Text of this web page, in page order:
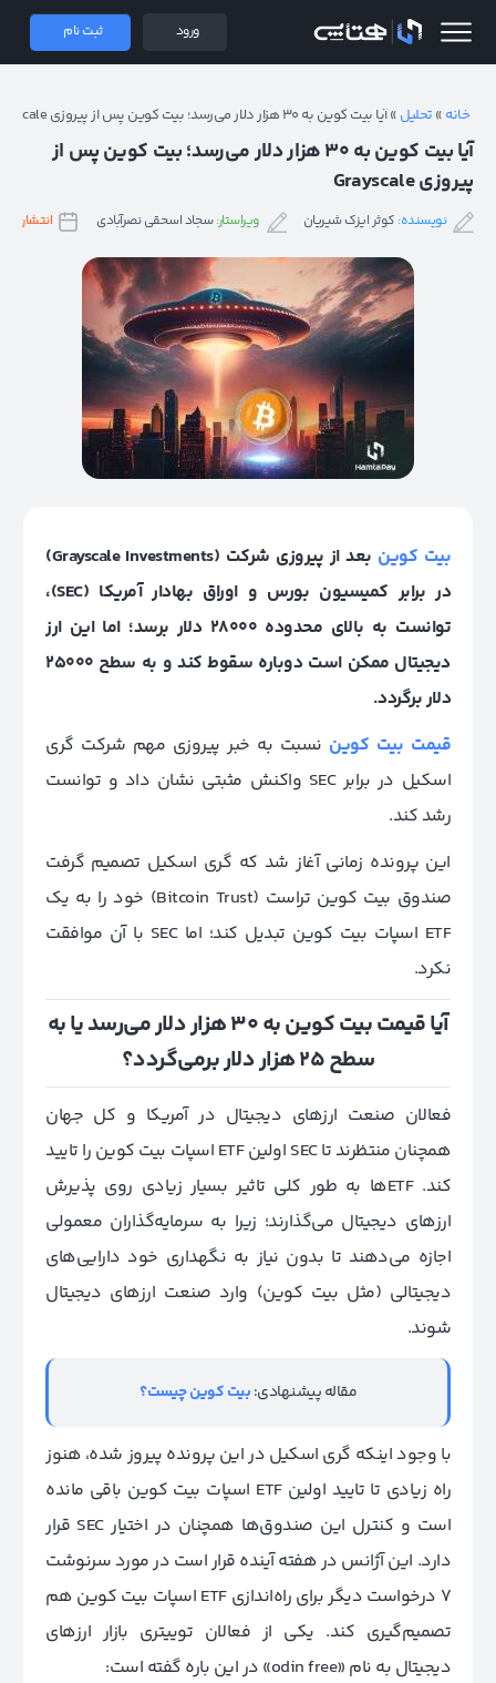
همتاپی ورود ثبت نام
خانه » تحلیل »آیا بیت کوین به ۳۰ هزار دلار می‌رسد؛ بیت کوین پس از پیروزی Grayscale
آیا بیت کوین به ۳۰ هزار دلار می‌رسد؛ بیت کوین پس از
پیروزی Grayscale
نویسنده: کوثر ایزک شیریان ویراستار:سجاد اسحقی نصرآبادی انتشار:
بیت کوین
بعد از پیروزی شرکت (Grayscale Investments)
در برابر کمیسیون بورس و اوراق بهادار آمریکا (SEC)،
توانست به بالای محدوده ۲۸۰۰۰ دلار برسد؛ اما این ارز
دیجیتال ممکن است دوباره سقوط کند و به سطح ۲۵۰۰۰
دلار برگردد.
قیمت بیت کوین نسبت به خبر پیروزی مهم شرکت گری
اسکیل در برابر SEC واکنش مثبتی نشان داد و توانست
رشد کند.
این پرونده زمانی آغاز شد که گری اسکیل تصمیم گرفت
صندوق بیت کوین تراست (Bitcoin Trust) خود را به یک
ETF اسپات بیت کوین تبدیل کند؛ اما SEC با آن موافقت
نکرد.
آیا قیمت بیت کوین به ۳۰ هزار دلار می‌رسد یا به
سطح ۲۵ هزار دلار برمی‌گردد؟
فعالان صنعت ارزهای دیجیتال در آمریکا و کل جهان
همچنان منتظرند تا SEC اولین ETF اسپات بیت کوین را تایید
کند. ETFها به طور کلی تاثیر بسیار زیادی روی پذیرش
ارزهای دیجیتال می‌گذارند؛ زیرا به سرمایه‌گذاران معمولی
اجازه می‌دهند تا بدون نیاز به نگهداری خود دارایی‌های
دیجیتالی (مثل بیت کوین) وارد صنعت ارزهای دیجیتال
شوند.
مقاله پیشنهادی:بیت کوین چیست؟
با وجود اینکه گری اسکیل در این پرونده پیروز شده، هنوز
راه زیادی تا تایید اولین ETF اسپات بیت کوین باقی مانده
است و کنترل این صندوق‌ها همچنان در اختیار SEC قرار
دارد. این آژانس در هفته آینده قرار است در مورد سرنوشت
۷ درخواست دیگر برای راه‌اندازی ETF اسپات بیت کوین هم
تصمیم‌گیری کند. یکی از فعالان توییتری بازار ارزهای
دیجیتال به نام «odin free» در این باره گفته است: